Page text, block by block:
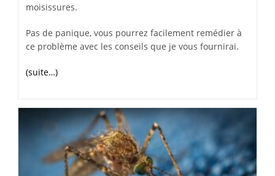
moisissures.
Pas de panique, vous pourrez facilement remédier à
ce problème avec les conseils que je vous fournirai.
(suite…)